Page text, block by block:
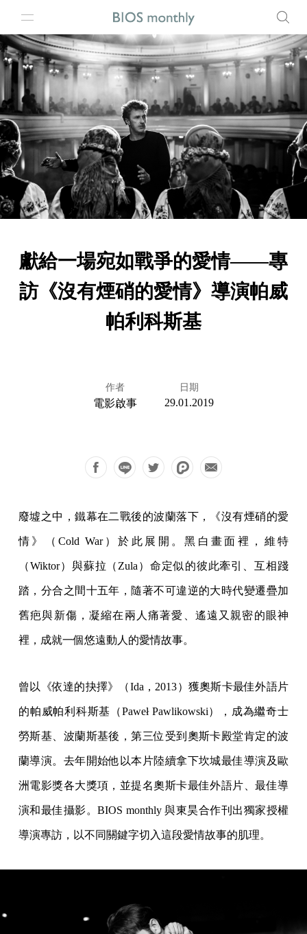
獻給一場宛如戰爭的愛情——專
訪《沒有煙硝的愛情》導演帕威
帕利科斯基
作者
電影啟事
日期
29.01.2019
廢墟之中，鐵幕在二戰後的波蘭落下，《沒有煙硝的愛
情》（Cold War）於此展開。黑白畫面裡，維特
（Wiktor）與蘇拉（Zula）命定似的彼此牽引、互相踐
踏，分合之間十五年，隨著不可違逆的大時代變遷疊加
舊疤與新傷，凝縮在兩人痛著愛、遙遠又親密的眼神
裡，成就一個悠遠動人的愛情故事。
曾以《依達的抉擇》（Ida，2013）獲奧斯卡最佳外語片
的帕威帕利科斯基（Paweł Pawlikowski），成為繼奇士
勞斯基、波蘭斯基後，第三位受到奧斯卡殿堂肯定的波
蘭導演。去年開始他以本片陸續拿下坎城最佳導演及歐
洲電影獎各大獎項，並提名奧斯卡最佳外語片、最佳導
演和最佳攝影。BIOS monthly 與東昊合作刊出獨家授權
導演專訪，以不同關鍵字切入這段愛情故事的肌理。